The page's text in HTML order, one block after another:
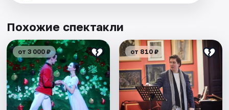
Похожие спектакли
от 3 000 ₽ от 810 ₽